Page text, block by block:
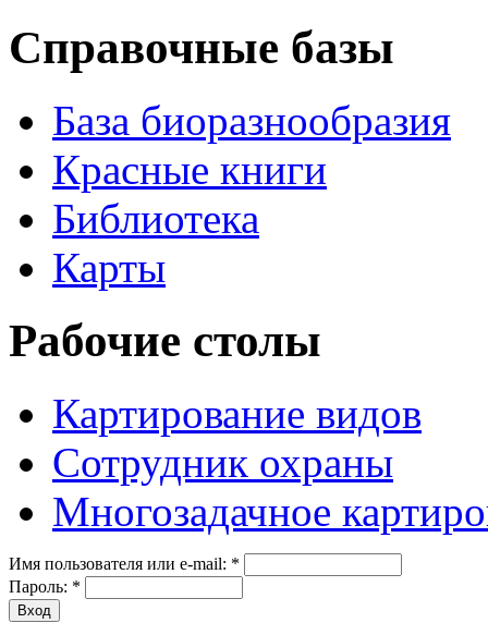
Справочные базы
База биоразнообразия
Красные книги
Библиотека
Карты
Рабочие столы
Картирование видов
Сотрудник охраны
Многозадачное
Имя пользователя или e-mail: *
Пароль: *